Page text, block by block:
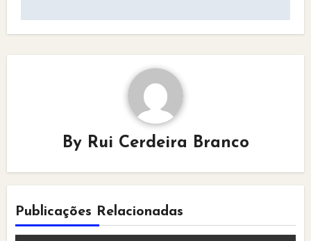
By Rui Cerdeira Branco
Publicações Relacionadas